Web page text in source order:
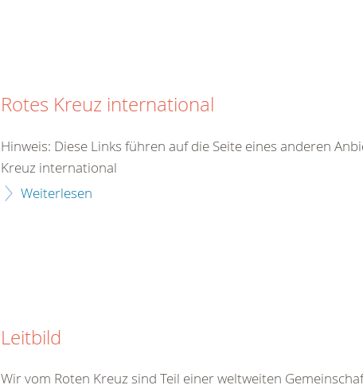
Rotes Kreuz international
Hinweis: Diese Links führen auf die Seite eines anderen
Kreuz international
Weiterlesen
Leitbild
Wir vom Roten Kreuz sind Teil einer weltweiten